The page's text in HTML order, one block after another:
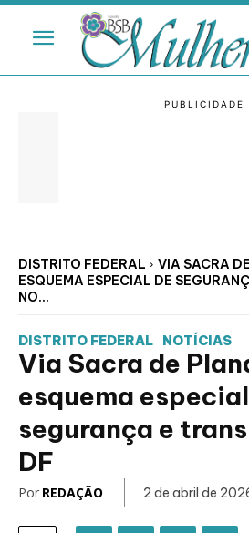
DISTRITO FEDERAL
VIA SACRA
ESQUEMA ESPECIAL DE
NO...
DISTRITO FEDERAL NOTÍCIAS
Via Sacra de
esquema
segurança e
DF
Por REDAÇÃO 2 de abril de